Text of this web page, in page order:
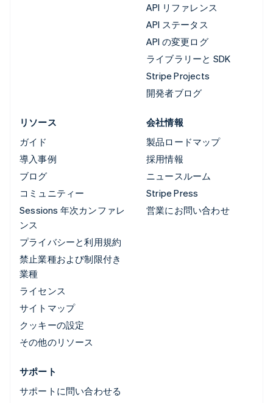
API リファレンス
API ステータス
API の変更ログ
ライブラリーと SDK
Stripe Projects
開発者ブログ
リソース
ガイド
導入事例
ブログ
コミュニティー
Sessions 年次カンファレ
ンス
プライバシーと利用規約
禁止業種および制限付き
業種
ライセンス
サイトマップ
クッキーの設定
その他のリソース
会社情報
製品ロードマップ
採用情報
ニュースルーム
Stripe Press
営業にお問い合わせ
サポート
サポートに問い合わせる